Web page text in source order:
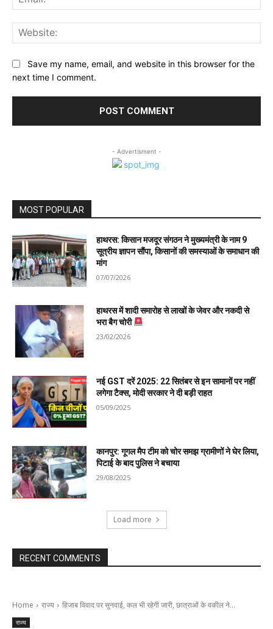
Save my name, email, and website in this browser for the
next time I comment.
- Advertisment -
MOST POPULAR
हाथरस: किसान मजदूर संगठन ने मुख्यमंत्री के नाम 9
सूत्रीय ज्ञापन सौंपा, किसानों की समस्याओं के समाधान की
मांग
07/07/2026
हाथरस में शादी समारोह से लाखों के जेवर और नकदी से
भरा बैग चोरी
23/02/2026
नई GST दरें 2025: 22 सितंबर से इन सामानों पर नहीं
लगेगा टैक्स, मोदी सरकार ने दी बड़ी राहत
05/09/2025
कानपुर: गूगल मैप टीम को चोर समझ ग्रामीणों ने घेर लिया,
पिटाई के बाद पुलिस ने बचाया
29/08/2025
Load more
RECENT COMMENTS